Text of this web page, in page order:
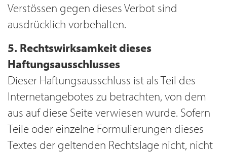
Verstössen gegen dieses Verbot sind
ausdrücklich vorbehalten.
5. Rechtswirksamkeit dieses
Haftungsausschlusses
Dieser Haftungsausschluss ist als Teil des
Internetangebotes zu betrachten, von dem
aus auf diese Seite verwiesen wurde. Sofern
Teile oder einzelne Formulierungen dieses
Textes der geltenden Rechtslage nicht, nicht